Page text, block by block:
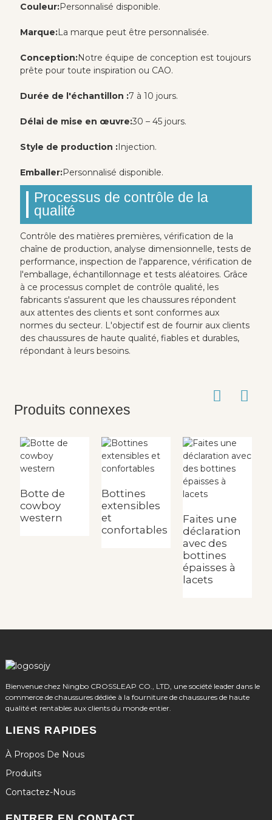
Couleur:Personnalisé disponible.
Marque:La marque peut être personnalisée.
Conception:Notre équipe de conception est toujours
prête pour toute inspiration ou CAO.
Durée de l'échantillon :7 à 10 jours.
Délai de mise en œuvre:30 – 45 jours.
Style de production :Injection.
Emballer:Personnalisé disponible.
Processus de contrôle de la
qualité
Contrôle des matières premières, vérification de la
chaîne de production, analyse dimensionnelle, tests de
performance, inspection de l'apparence, vérification de
l'emballage, échantillonnage et tests aléatoires. Grâce
à ce processus complet de contrôle qualité, les
fabricants s'assurent que les chaussures répondent
aux attentes des clients et sont conformes aux
normes du secteur. L'objectif est de fournir aux clients
des chaussures de haute qualité, fiables et durables,
répondant à leurs besoins.
Produits connexes
Botte de
cowboy
western
Bottines
extensibles
et
confortables
Faites une
déclaration
avec des
bottines
épaisses à
lacets
Bienvenue chez Ningbo CROSSLEAP CO., LTD, une société leader dans le
commerce de chaussures dédiée à la fourniture de chaussures de haute
qualité et rentables aux clients du monde entier.
LIENS RAPIDES
À Propos De Nous
Produits
Contactez-Nous